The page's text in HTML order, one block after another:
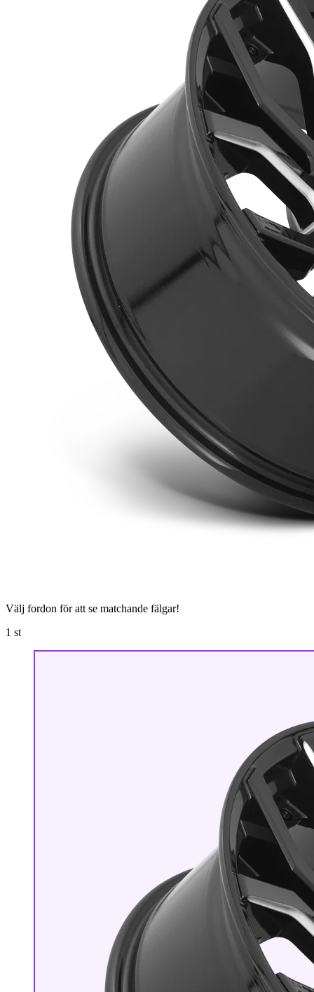
Välj fordon för att se matchande fälgar!
1 st